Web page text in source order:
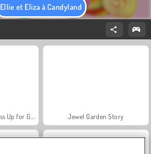
Ellie et Eliza à Candyland
Jewel Garden Story